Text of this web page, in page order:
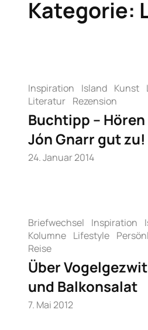
Kategorie:
Inspiration Island Kunst
Literatur Rezension
Buchtipp – Hören
Jón Gnarr gut zu!
24. Januar 2014
Briefwechsel Inspiration
Kolumne Lifestyle
Reise
Über
und Balkonsalat
7. Mai 2012